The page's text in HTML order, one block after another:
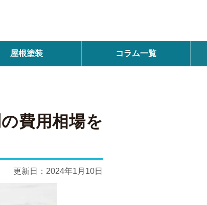
屋根塗装 コラム一覧
費用相場を
更新日： 2024年1月10日